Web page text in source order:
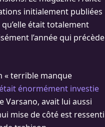
initialement publiées
était totalement
l’année qui précède
« terrible manque
énormément investie
Varsano, avait lui aussi
mise de côté est ressenti